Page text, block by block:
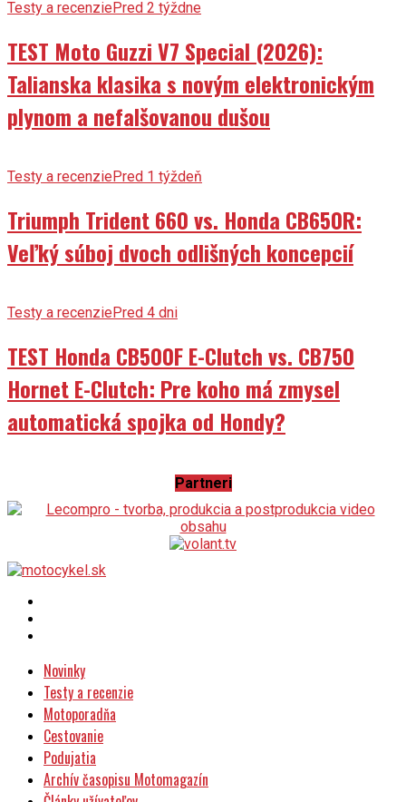
Testy a recenziePred 2 týždne
TEST Moto Guzzi V7 Special (2026):
Talianska klasika s novým elektronickým
plynom a nefalšovanou dušou
Testy a recenziePred 1 týždeň
Triumph Trident 660 vs. Honda CB650R:
Veľký súboj dvoch odlišných koncepcií
Testy a recenziePred 4 dni
TEST Honda CB500F E-Clutch vs. CB750
Hornet E-Clutch: Pre koho má zmysel
automatická spojka od Hondy?
Partneri
Novinky
Testy a recenzie
Motoporadňa
Cestovanie
Podujatia
Archív časopisu Motomagazín